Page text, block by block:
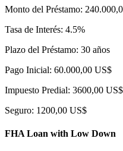
Monto del Préstamo:
Tasa de Interés: 4.5%
Plazo del Préstamo: 30 años
Pago Inicial: 60.000,00 US$
Impuesto Predial: 3600,00 US$
Seguro: 1200,00 US$
FHA Loan with Low Down